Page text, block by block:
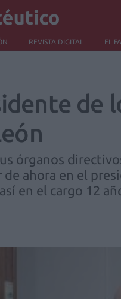
REVISTA DIGITAL EL
de
órganos
ahora en el
en el cargo 12